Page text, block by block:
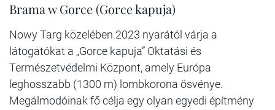
Brama w Gorce (Gorce kapuja)
Nowy Targ közelében 2023 nyarától várja a
látogatókat a „Gorce kapuja” Oktatási és
Természetvédelmi Központ, amely Európa
leghosszabb (1300 m) lombkorona ösvénye.
Megálmodóinak fő célja egy olyan egyedi építmény